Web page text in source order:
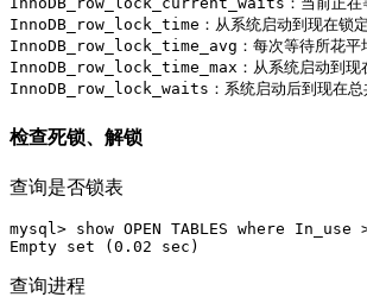
InnoDB_row_lock_time：从系统启动到现在锁定
InnoDB_row_lock_time_avg：每次等待所花平
InnoDB_row_lock_time_max：从系统启动到现
InnoDB_row_lock_waits：系统启动后到现在总
检查死锁、解锁
查询是否锁表
mysql> show OPEN TABLES where In_use
Empty set (0.02 sec)
查询进程